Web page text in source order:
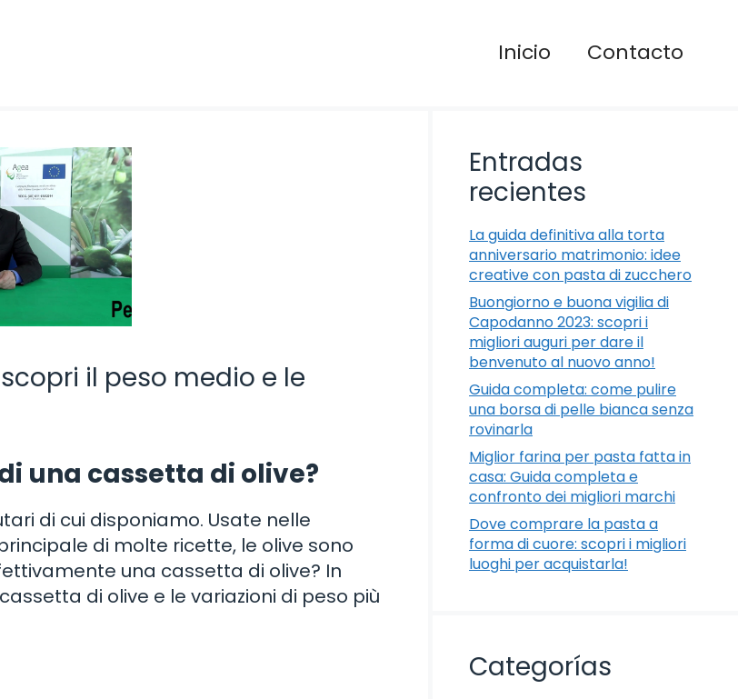
Inicio Contacto
il peso medio e le
una cassetta di olive?
di cui disponiamo. Usate nelle
di molte ricette, le olive sono
una cassetta di olive? In
di olive e le variazioni di peso più
Entradas
recientes
La guida definitiva alla torta
anniversario matrimonio: idee
creative con pasta di zucchero
Buongiorno e buona vigilia di
Capodanno 2023: scopri i
migliori auguri per dare il
benvenuto al nuovo anno!
Guida completa: come pulire
una borsa di pelle bianca senza
rovinarla
Miglior farina per pasta fatta in
casa: Guida completa e
confronto dei migliori marchi
Dove comprare la pasta a
forma di cuore: scopri i migliori
luoghi per acquistarla!
Categorías